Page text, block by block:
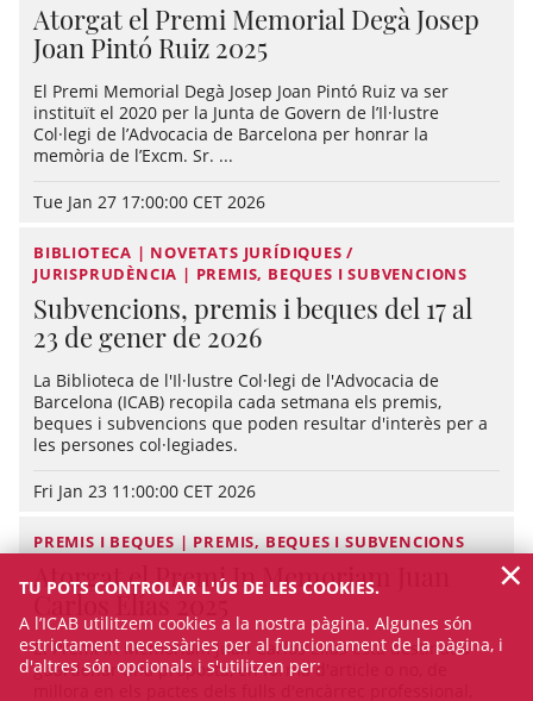
Atorgat el Premi Memorial Degà Josep
Joan Pintó Ruiz 2025
El Premi Memorial Degà Josep Joan Pintó Ruiz va ser
instituït el 2020 per la Junta de Govern de l’Il·lustre
Col·legi de l’Advocacia de Barcelona per honrar la
memòria de l’Excm. Sr. ...
Tue Jan 27 17:00:00 CET 2026
BIBLIOTECA | NOVETATS JURÍDIQUES /
JURISPRUDÈNCIA | PREMIS, BEQUES I SUBVENCIONS
Subvencions, premis i beques del 17 al
23 de gener de 2026
La Biblioteca de l'Il·lustre Col·legi de l'Advocacia de
Barcelona (ICAB) recopila cada setmana els premis,
beques i subvencions que poden resultar d'interès per a
les persones col·legiades.
Fri Jan 23 11:00:00 CET 2026
PREMIS I BEQUES | PREMIS, BEQUES I SUBVENCIONS
Atorgat el Premi In Memoriam Juan
Carlos Elías 2025
El Premi In Memoriam Juan Carlos Elías està destinat a
guardonar una proposta, en forma d'article o no, de
TU POTS CONTROLAR L'ÚS DE LES COOKIES.
A l’ICAB utilitzem cookies a la nostra pàgina. Algunes són
estrictament necessàries per al funcionament de la pàgina, i
d'altres són opcionals i s'utilitzen per:
×